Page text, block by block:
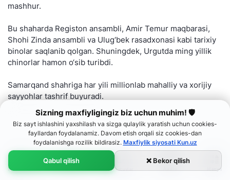
Sizning maxfiyligingiz biz uchun muhim! 🛡
Biz sayt ishlashini yaxshilash va sizga qulaylik yaratish uchun cookies-
fayllardan foydalanamiz. Davom etish orqali siz cookies-dan
foydalanishga rozilik bildirasiz. Maxfiylik siyosati Kun.uz
Qabul qilish ❌ Bekor qilish
mashhur.
Bu shaharda Registon ansambli, Amir Temur maqbarasi,
Shohi Zinda ansambli va Ulug‘bek rasadxonasi kabi tarixiy
binolar saqlanib qolgan. Shuningdek, Urgutda ming yillik
chinorlar hamon o‘sib turibdi.
Samarqand shahriga har yili millionlab mahalliy va xorijiy
sayyohlar tashrif buyuradi.
Bosh sahifa Ko‘rsatuvlar Menyu